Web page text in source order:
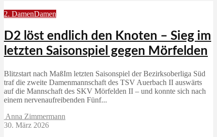
2. DamenDamen
D2 löst endlich den Knoten – Sieg im
letzten Saisonspiel gegen Mörfelden
Blitzstart nach MaßIm letzten Saisonspiel der Bezirksoberliga Süd
traf die zweite Damenmannschaft des TSV Auerbach II auswärts
auf die Mannschaft des SKV Mörfelden II – und konnte sich nach
einem nervenaufreibenden Fünf...
Anna Zimmermann
30. März 2026